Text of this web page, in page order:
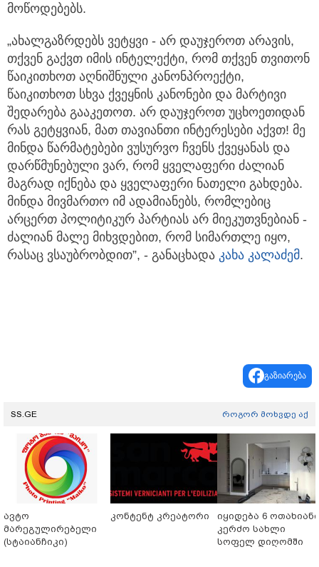
მოწოდებებს.
„ახალგაზრდებს ვეტყვი - არ დაუჯეროთ არავის,
თქვენ გაქვთ იმის ინტელექტი, რომ თქვენ თვითონ
წაიკითხოთ აღნიშნული კანონპროექტი,
წაიკითხოთ სხვა ქვეყნის კანონები და მარტივი
შედარება გააკეთოთ. არ დაუჯეროთ უცხოეთიდან
რას გეტყვიან, მათ თავიანთი ინტერესები აქვთ! მე
მინდა წარმატებები ვუსურვო ჩვენს ქვეყანას და
დარწმუნებული ვარ, რომ ყველაფერი ძალიან
მაგრად იქნება და ყველაფერი ნათელი გახდება.
მინდა მივმართო იმ ადამიანებს, რომლებიც
არცერთ პოლიტიკურ პარტიას არ მიეკუთვნებიან -
ძალიან მალე მიხვდებით, რომ სიმართლე იყო,
რასაც ვსაუბრობდით”, - განაცხადა კახა კალაძემ.
გაზიარება
SS.GE როგორ მოხვდე აქ
ავტო
მარეგულირებელი
(სტაიანჩიკი)
კონტენტ კრეატორი
იყიდება 6 ოთახიანი
კერძო სახლი
სოფელ დიღომში